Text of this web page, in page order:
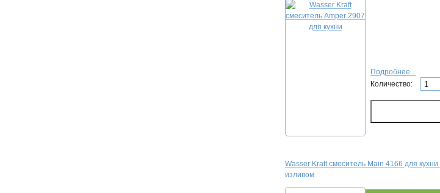
Подробнее...
Количество:
Wasser Kraft смеситель Main 4166 для кухни
изливом